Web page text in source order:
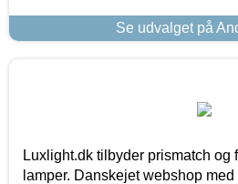
Se udvalget på
Luxlight.dk tilbyder prismatch og
lamper. Danskejet webshop med